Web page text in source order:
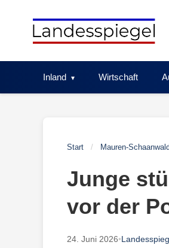
Inland Wirtschaft
Start / Mauren-Schaanwald
Junge
vor der
24. Juni 2026•